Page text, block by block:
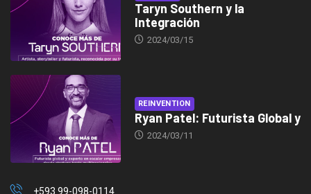
Taryn Southern y la
Integración
2024/03/15
REINVENTION
Ryan Patel: Futurista Global y
2024/03/11
+593 99-098-0114